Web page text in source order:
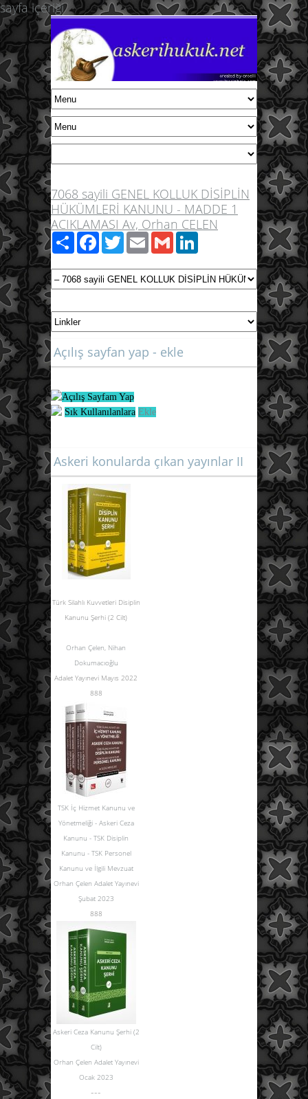
sayfa içeriği
7068 sayili GENEL KOLLUK DİSİPLİN
HÜKÜMLERİ KANUNU - MADDE 1
ACIKLAMASI Av, Orhan CELEN
PaylaşFacebook
TwitterEmailGmail
Açılış sayfan yap - ekle
Açılış Sayfam Yap
Sık Kullanılanlara Ekle
Askeri konularda çıkan yayınlar II
Türk Silahlı Kuvvetleri Disiplin
Kanunu Şerhi (2 Cilt)
Orhan Çelen, Nihan
Dokumacıoğlu
Adalet Yayınevi Mayıs 2022
888
TSK İç Hizmet Kanunu ve
Yönetmeliği - Askeri Ceza
Kanunu - TSK Disiplin
Kanunu - TSK Personel
Kanunu ve İlgili Mevzuat
Orhan Çelen Adalet Yayınevi
Şubat 2023
888
Askeri Ceza Kanunu Şerhi (2
Cilt)
Orhan Çelen Adalet Yayınevi
Ocak 2023
---